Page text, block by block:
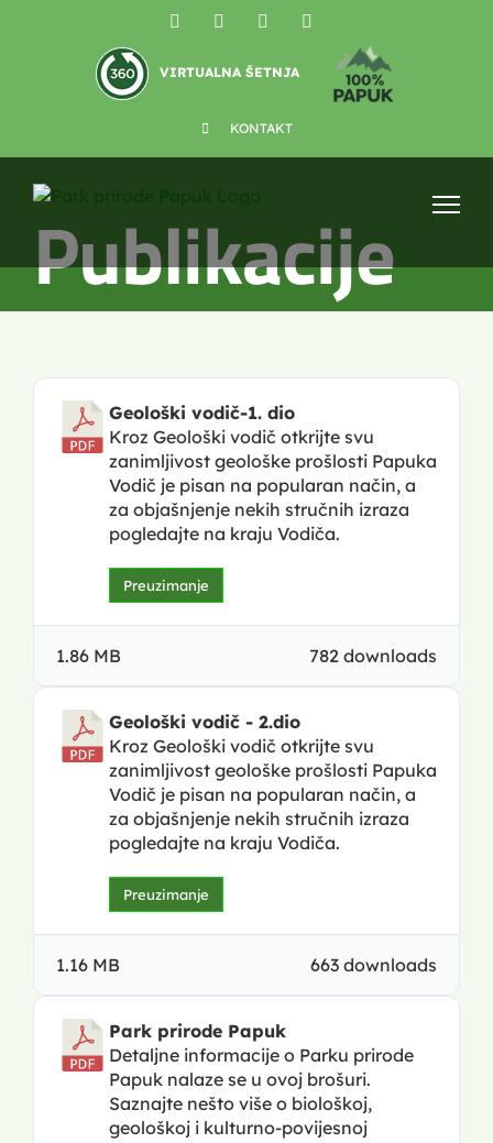
FacebookYouTubeInstagram
VIRTUALNA ŠETNJA
KONTAKT
Publikacije
Geološki vodič-1. dio
Kroz Geološki vodič otkrijte svu
zanimljivost geološke prošlosti Papuka
Vodič je pisan na popularan način, a
za objašnjenje nekih stručnih izraza
pogledajte na kraju Vodiča.
Preuzimanje
782 downloads
1.86 MB
Geološki vodič - 2.dio
Kroz Geološki vodič otkrijte svu
zanimljivost geološke prošlosti Papuka
Vodič je pisan na popularan način, a
za objašnjenje nekih stručnih izraza
pogledajte na kraju Vodiča.
Preuzimanje
663 downloads
1.16 MB
Park prirode Papuk
Detaljne informacije o Parku prirode
Papuk nalaze se u ovoj brošuri.
Saznajte nešto više o biološkoj,
geološkoj i kulturno-povijesnoj